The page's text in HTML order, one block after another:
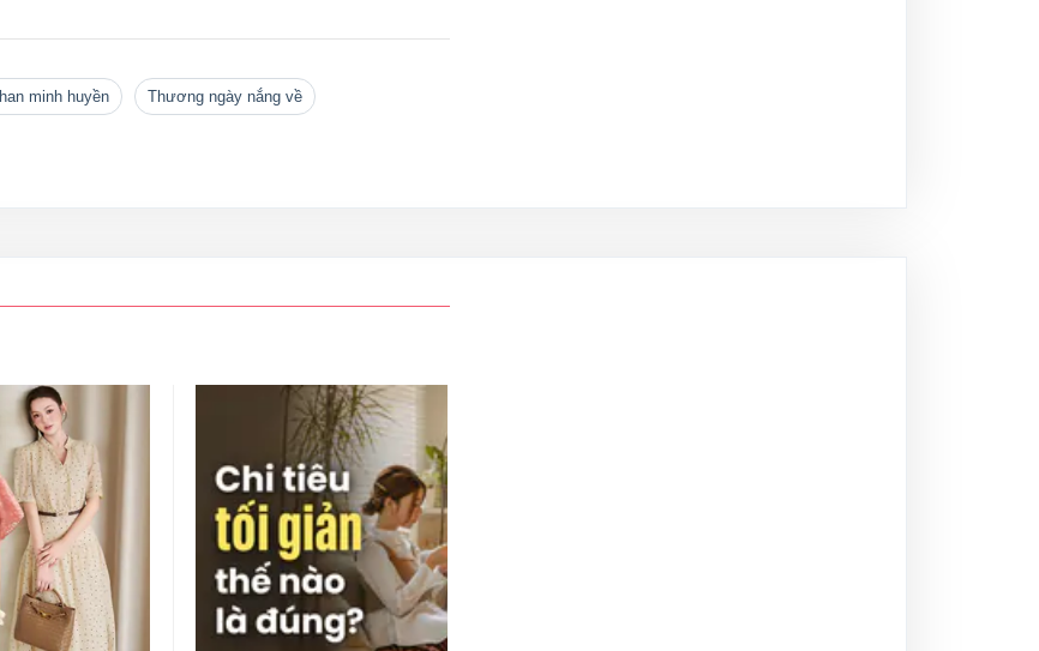
phan minh huyền Thương ngày nắng về